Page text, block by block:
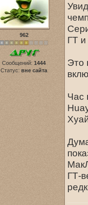
962
Сообщений: 1444
Статус: вне сайта
ГТ
Это
Час
ГТ-